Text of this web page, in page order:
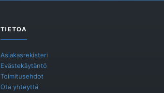
FLEX
TIETOA
Asiakasrekisteri
Evästekäytäntö
Toimitusehdot
Ota yhteyttä